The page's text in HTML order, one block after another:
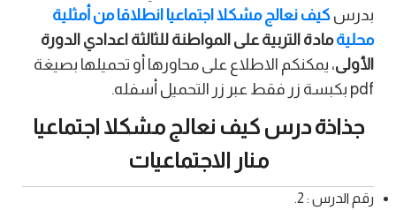
بدرس كيف نعالج مشكلا اجتماعيا انطلاقا من أمثلية
محليةمادة التربية على المواطنة للثالثة اعدادي الدورة
الأولى، يمكنكم الاطلاع على محاورها أو تحميلها بصيغة
pdf بكبسة زر فقط عبر زر التحميل أسفله.
جذاذة درس كيف نعالج مشكلا اجتماعيا
منار الاجتماعيات
رقم الدرس : 2.